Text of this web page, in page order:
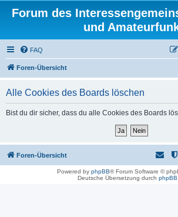
Forum des
und
FAQ
Foren-Übersicht
Alle Cookies des Boards löschen
Bist du dir sicher, dass du alle Cookies des Boards
Foren-Übersicht
Powered by phpBB® Forum Software ©
Deutsche Übersetzung durch